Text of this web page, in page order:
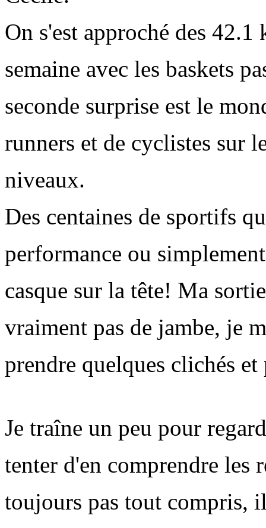
On s'est approché des
semaine avec les baskets
seconde surprise est le
runners et de cyclistes sur
niveaux.
Des centaines de sportifs
performance ou
casque sur la tête! Ma
vraiment pas de jambe, je
prendre quelques clichés
Je traîne un peu pour
tenter d'en comprendre les
toujours pas tout compris,